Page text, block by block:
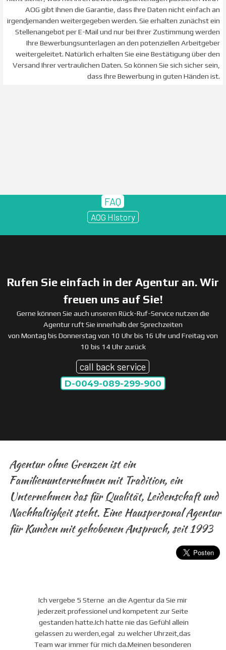
AOG gibt Ihnen die Garantie, dass Ihre Daten nicht einfach an
irgendjemanden weitergegeben werden. Sie erhalten zunächst ein
Stellenangebot per E-Mail und nur bei Ihrer Zustimmung werden
Ihre Bewerbungsunterlagen an den potenziellen Arbeitgeber
weitergeleitet. Natürlich erhalten Sie eine Bestätigung über den
Versand Ihrer vertraulichen Daten. So können Sie sich sicher sein,
dass Ihre Bewerbung in guten Händen ist.
FAQ
AOG History
Rufen Sie einfach in der Agentur an. Wir
freuen uns auf Sie!
Gerne können Sie auch unseren Rück-Ruf-Service nutzen die
Agentur ruft Sie innerhalb der Sprechzeiten
von Montag bis Donnerstag von 10 Uhr bis 16 Uhr und Freitag von
10 bis 14 Uhr zurück
call back service
D-0049-089-299-900
Agentur ohne Grenzen ist ein
Familienunternehmen mit Tradition, ein
Unternehmen das für Qualität, Leidenschaft und
Nachhaltigkeit steht. Eine Hauspersonal Agentur
für Kunden mit gehobenen Anspruch, seit 1993
Ich vergebe 5 Sterne an die Agentur da Sie mir
jederzeit professionel und kompetent zur Seite
gestanden hatte.Ich hatte nie das Gefühl allein
gelassen zu werden,egal zu welcher Uhrzeit,das
Team war immer für mich da.Meinen besonderen